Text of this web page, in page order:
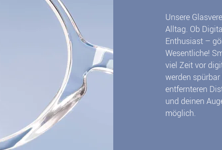
Unsere
Alltag. Ob
Enthusiast –
Wesentliche!
viel Zeit vor
werden
entfernteren
und deinen
möglich.